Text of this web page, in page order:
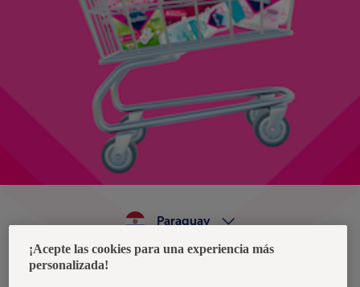
Política de privacidad de datos
Paraguay
¡Acepte las cookies para una experiencia más
personalizada!